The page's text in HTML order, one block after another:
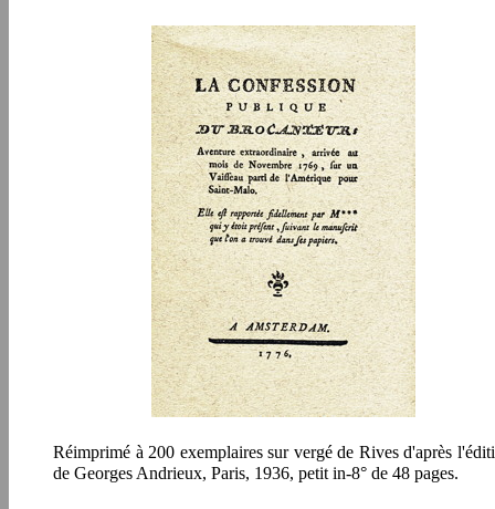
Réimprimé à 200 exemplaires sur vergé de Rives d'après
de Georges Andrieux, Paris, 1936, petit in-8° de 48 pages.